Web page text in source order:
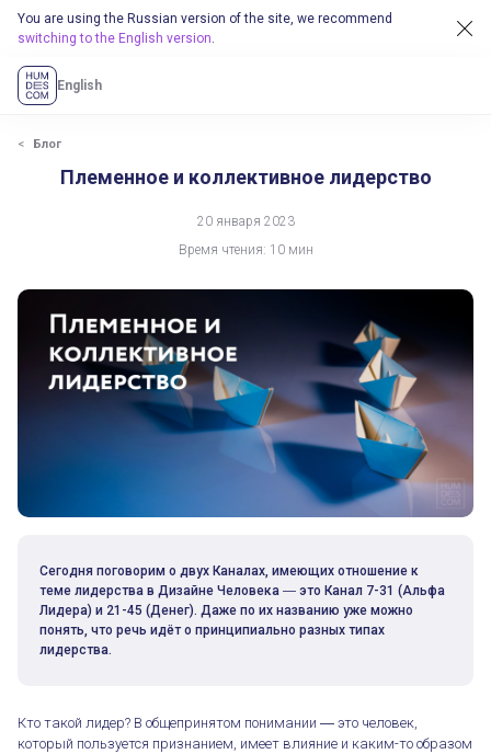
You are using the Russian version of the site, we recommend
switching to the English version.
English
Блог
Племенное и коллективное лидерство
20 января 2023
Время чтения: 10 мин
Сегодня поговорим о двух Каналах, имеющих отношение к
теме лидерства в Дизайне Человека ― это Канал 7-31 (Альфа
Лидера) и 21-45 (Денег). Даже по их названию уже можно
понять, что речь идёт о принципиально разных типах
лидерства.
Кто такой лидер? В общепринятом понимании ― это человек,
который пользуется признанием, имеет влияние и каким-то образом